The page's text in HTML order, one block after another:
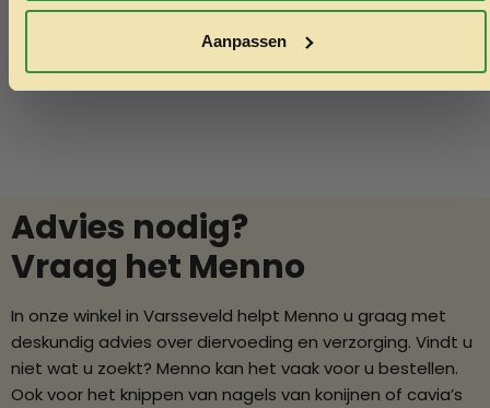
Aanpassen
Advies nodig?
Vraag het Menno
In onze winkel in Varsseveld helpt Menno u graag met
deskundig advies over diervoeding en verzorging. Vindt u
niet wat u zoekt? Menno kan het vaak voor u bestellen.
Ook voor het knippen van nagels van konijnen of cavia’s